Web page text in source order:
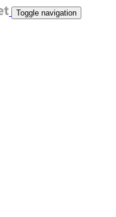
Toggle navigation